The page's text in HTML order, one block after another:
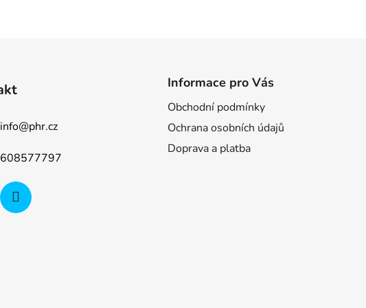
info@phr.cz
608577797
Informace pro Vás
Obchodní podmínky
Ochrana osobních údajů
Doprava a platba